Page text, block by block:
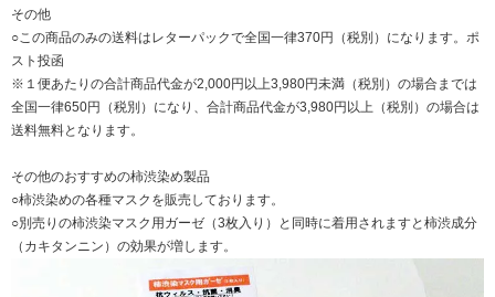
その他
○この商品のみの送料はレターパックで全国一律370円（税別）になります。ポ
スト投函
※１便あたりの合計商品代金が2,000円以上3,980円未満（税別）の場合までは
全国一律650円（税別）になり、合計商品代金が3,980円以上（税別）の場合は
送料無料となります。
その他のおすすめの柿渋染め製品
○柿渋染めの各種マスクを販売しております。
○別売りの柿渋染マスク用ガーゼ（3枚入り）と同時に着用されますと柿渋成分
（カキタンニン）の効果が増します。